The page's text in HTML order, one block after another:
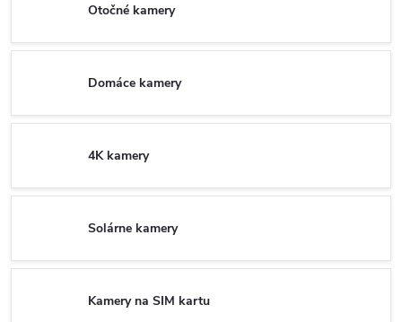
Otočné kamery
Domáce kamery
4K kamery
Solárne kamery
Kamery na SIM kartu